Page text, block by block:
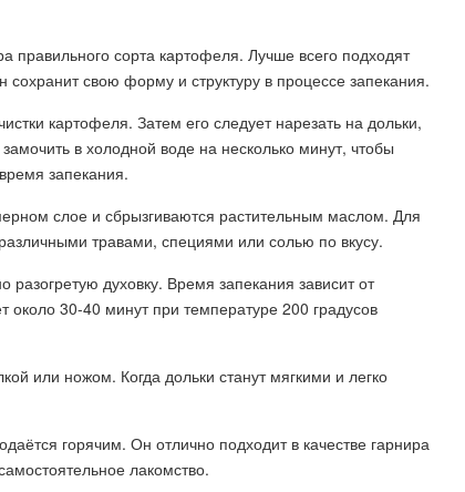
правильного сорта картофеля. Лучше всего подходят
сохранит свою форму и структуру в процессе запекания.
картофеля. Затем его следует нарезать на дольки,
в холодной воде на несколько минут, чтобы
запекания.
слое и сбрызгиваются растительным маслом. Для
травами, специями или солью по вкусу.
духовку. Время запекания зависит от
30-40 минут при температуре 200 градусов
или ножом. Когда дольки станут мягкими и легко
горячим. Он отлично подходит в качестве гарнира
лакомство.